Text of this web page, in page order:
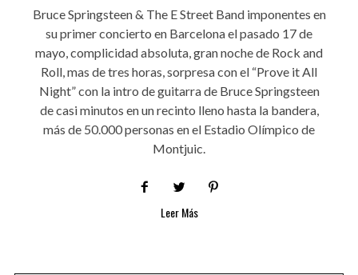
Bruce Springsteen & The E Street Band imponentes en
su primer concierto en Barcelona el pasado 17 de
mayo, complicidad absoluta, gran noche de Rock and
Roll, mas de tres horas, sorpresa con el “Prove it All
Night” con la intro de guitarra de Bruce Springsteen
de casi minutos en un recinto lleno hasta la bandera,
más de 50.000 personas en el Estadio Olímpico de
Montjuic.
Leer Más